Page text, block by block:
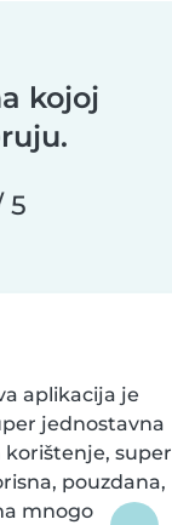
kojoj
5
aplikacija je
jednostavna
korištenje, super
pouzdana,
mnogo